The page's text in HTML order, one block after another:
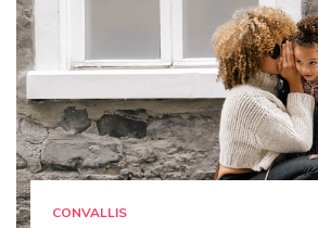
CONVALLIS